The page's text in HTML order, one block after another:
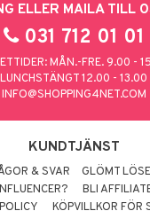
ELLER MAILA TILL
031 712 01 01
MÅN.-FRE. 9.00 -
LUNCHSTÄNGT 12.00 - 13.00
INFO@SHOPPING4NET.COM
KUNDTJÄNST
& SVAR GLÖMT
BLI
KÖPVILLKOR FÖR